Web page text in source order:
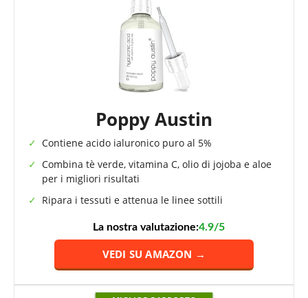
Poppy Austin
Contiene acido ialuronico puro al 5%
Combina tè verde, vitamina C, olio di jojoba e aloe
per i migliori risultati
Ripara i tessuti e attenua le linee sottili
La nostra valutazione:4.9/5
VEDI SU AMAZON →